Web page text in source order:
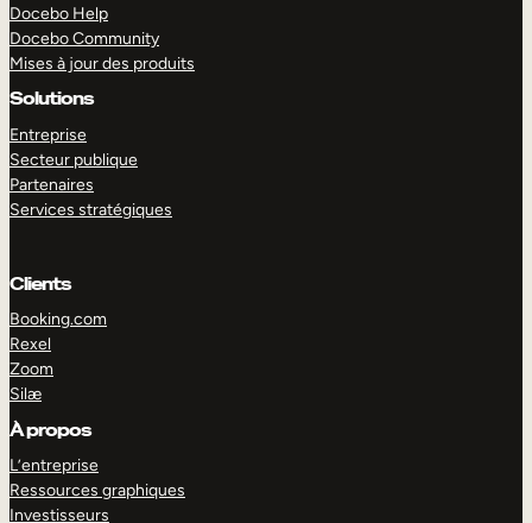
Docebo Help
Docebo Community
Mises à jour des produits
Solutions
Entreprise
Secteur publique
Partenaires
Services stratégiques
Clients
Booking.com
Rexel
Zoom
Silæ
À propos
L’entreprise
Ressources graphiques
Investisseurs